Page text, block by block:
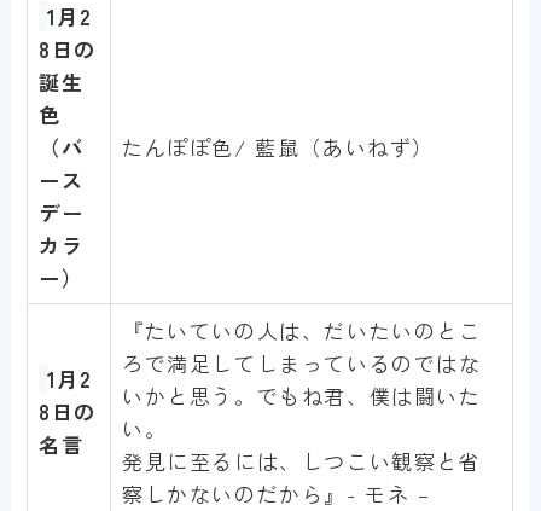
1月 2
8 日の
誕生
色
（バ
ース
デー
カラ
ー）
たんぽぽ色/ 藍鼠（あいねず）
1月 2
8 日の
名言
『たいていの人は、だいたいのとこ
ろで満足してしまっているのではな
いかと思う。でもね君、僕は闘いた
い。
発見に至るには、しつこい観察と省
察しかないのだから』- モネ –